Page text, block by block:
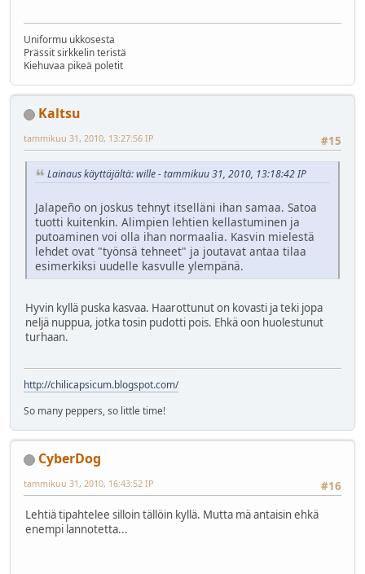
Uniformu ukkosesta
Prässit sirkkelin teristä
Kiehuvaa pikeä poletit
Kaltsu
#15
tammikuu 31, 2010, 13:27:56 IP
Lainaus käyttäjältä: wille - tammikuu 31, 2010, 13:18:42 IP
Jalapeño on joskus tehnyt itselläni ihan samaa. Satoa
tuotti kuitenkin. Alimpien lehtien kellastuminen ja
putoaminen voi olla ihan normaalia. Kasvin mielestä
lehdet ovat "työnsä tehneet" ja joutavat antaa tilaa
esimerkiksi uudelle kasvulle ylempänä.
Hyvin kyllä puska kasvaa. Haarottunut on kovasti ja teki jopa
neljä nuppua, jotka tosin pudotti pois. Ehkä oon huolestunut
turhaan.
http://chilicapsicum.blogspot.com/
So many peppers, so little time!
CyberDog
#16
tammikuu 31, 2010, 16:43:52 IP
Lehtiä tipahtelee silloin tällöin kyllä. Mutta mä antaisin ehkä
enempi lannotetta...